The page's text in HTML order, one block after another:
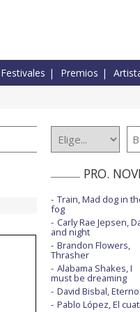
Festivales Premios
PRO.
Train, Mad dog in
fog
Carly Rae Jepsen,
and night
Brandon Flowers,
Thrasher
Alabama Shakes, I
must be dreaming
David Bisbal,
Pablo López, El